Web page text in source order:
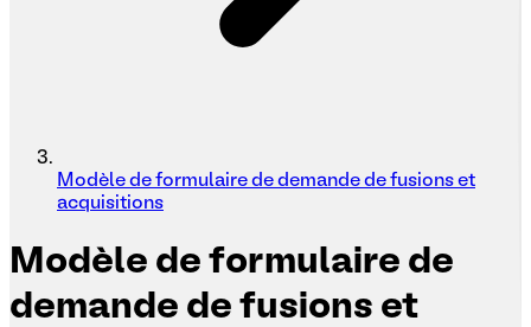
Modèle de formulaire de demande de fusions et
acquisitions
Modèle de formulaire de
demande de fusions et